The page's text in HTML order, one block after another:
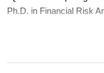
Ph.D. in Financial Risk